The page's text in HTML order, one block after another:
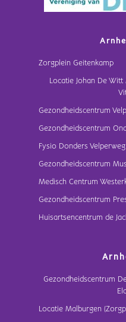
Zorgplein Geitenkamp
Locatie Johan De
Gezondheidscentrum
Gezondheidscentrum
Fysio Donders Velperweg
Gezondheidscentrum
Medisch Centrum
Gezondheidscentrum
Huisartsencentrum de
Gezondheidscentrum
Locatie Malburgen